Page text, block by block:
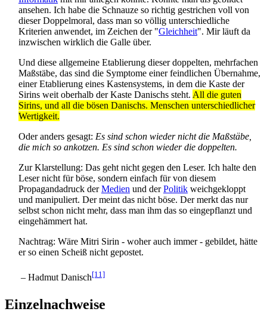
ansehen. Ich habe die Schnauze so richtig gestrichen voll von
dieser Doppelmoral, dass man so völlig unterschiedliche
Kriterien anwendet, im Zeichen der "Gleichheit". Mir läuft da
inzwischen wirklich die Galle über.
Und diese allgemeine Etablierung dieser doppelten, mehrfachen
Maßstäbe, das sind die Symptome einer feindlichen Übernahme,
einer Etablierung eines Kastensystems, in dem die Kaste der
Sirins weit oberhalb der Kaste Danischs steht. All die guten
Sirins, und all die bösen Danischs. Menschen unterschiedlicher
Wertigkeit.
Oder anders gesagt: Es sind schon wieder nicht die Maßstäbe,
die mich so ankotzen. Es sind schon wieder die doppelten.
Zur Klarstellung: Das geht nicht gegen den Leser. Ich halte den
Leser nicht für böse, sondern einfach für von diesem
Propaganda­druck derMedien und derPolitik weichgekloppt
und manipuliert. Der meint das nicht böse. Der merkt das nur
selbst schon nicht mehr, dass man ihm das so eingepflanzt und
eingehämmert hat.
Nachtrag: Wäre Mitri Sirin - woher auch immer - gebildet, hätte
er so einen Scheiß nicht gepostet.
– Hadmut Danisch[11]
Einzelnachweise